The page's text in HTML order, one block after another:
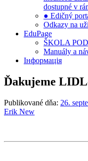
dostupné v
● Edičný
Odkazy na
EduPage
ŠKOLA
Manuály a
Інформація
Ďakujeme
Publikované dňa: 26.
Erik New